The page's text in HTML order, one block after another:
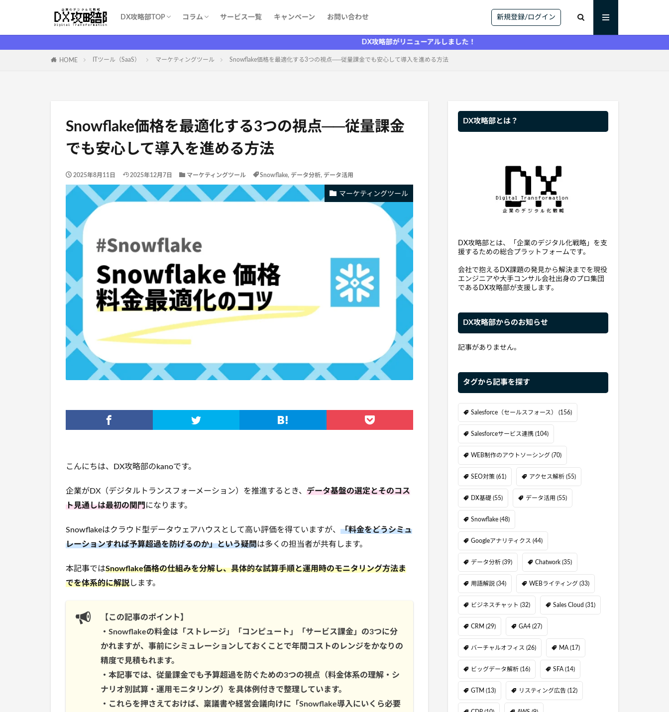
DX攻略部TOP コラム サービス一覧 キャンペーン お問い合わせ 新規登録/ログイン
DX攻略部がリニューアルしました！
HOME ITツール（SaaS） マーケティングツール Snowflake価格を最適化する3つの視点──従量課金でも安心して導入を進める方法
Snowflake価格を最適化する3つの視点──従量課金
でも安心して導入を進める方法
2025年8月11日 2025年12月7日 マーケティングツール Snowflake, データ分析, データ活用
マーケティングツール
こんにちは、DX攻略部のkanoです。
企業がDX（デジタルトランスフォーメーション）を推進するとき、 データ基盤の選定とそのコス
ト見通しは最初の関門になります。
Snowflakeはクラウド型データウェアハウスとして高い評価を得ていますが、 「料金をどうシミュ
レーションすれば予算超過を防げるのか」という疑問は多くの担当者が共有します。
本記事ではSnowflake価格の仕組みを分解し、具体的な試算手順と運用時のモニタリング方法ま
でを体系的に解説します。
【この記事のポイント】
・Snowflakeの料金は「ストレージ」「コンピュート」「サービス課金」の3つに分
かれますが、事前にシミュレーションしておくことで年間コストのレンジをかなりの
精度で見積もれます。
・本記事では、従量課金でも予算超過を防ぐための3つの視点（料金体系の理解・シ
ナリオ別試算・運用モニタリング）を具体例付きで整理しています。
・これらを押さえておけば、稟議書や経営会議向けに「Snowflake導入にいくら必要
DX攻略部とは？
DX攻略部とは、「企業のデジタル化戦略」を支
援するための総合プラットフォームです。
会社で抱えるDX課題の発見から解決までを現役
エンジニアや大手コンサル会社出身のプロ集団
であるDX攻略部が支援します。
DX攻略部からのお知らせ
記事がありません。
タグから記事を探す
Salesforce（セールスフォース） (156)
Salesforceサービス連携 (104)
WEB制作のアウトソーシング (70)
SEO対策 (61) アクセス解析 (55)
DX基礎 (55) データ活用 (55)
Snowflake (48)
Googleアナリティクス (44)
データ分析 (39) Chatwork (35)
用語解説 (34) WEBライティング (33)
ビジネスチャット (32) Sales Cloud (31)
CRM (29) GA4 (27)
バーチャルオフィス (26) MA (17)
ビッグデータ解析 (16) SFA (14)
GTM (13) リスティング広告 (12)